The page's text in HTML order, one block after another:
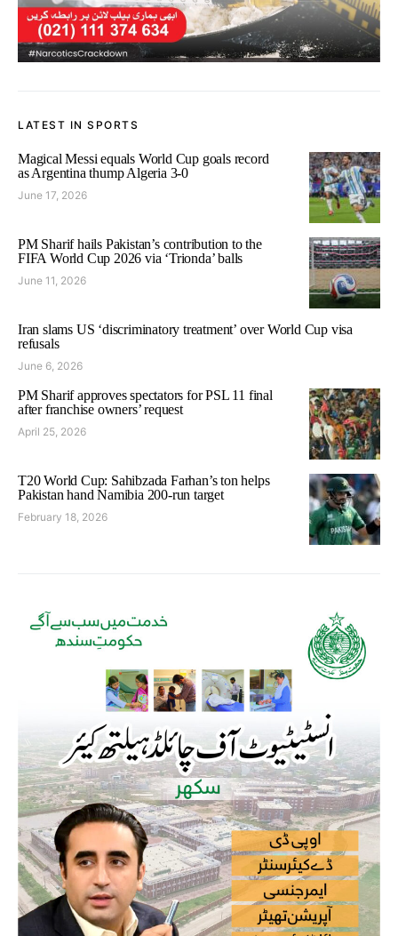
LATEST IN SPORTS
Magical Messi equals World Cup goals record
as Argentina thump Algeria 3-0
June 17, 2026
PM Sharif hails Pakistan’s contribution to the
FIFA World Cup 2026 via ‘Trionda’ balls
June 11, 2026
Iran slams US ‘discriminatory treatment’ over World Cup visa
refusals
June 6, 2026
PM Sharif approves spectators for PSL 11 final
after franchise owners’ request
April 25, 2026
T20 World Cup: Sahibzada Farhan’s ton helps
Pakistan hand Namibia 200-run target
February 18, 2026